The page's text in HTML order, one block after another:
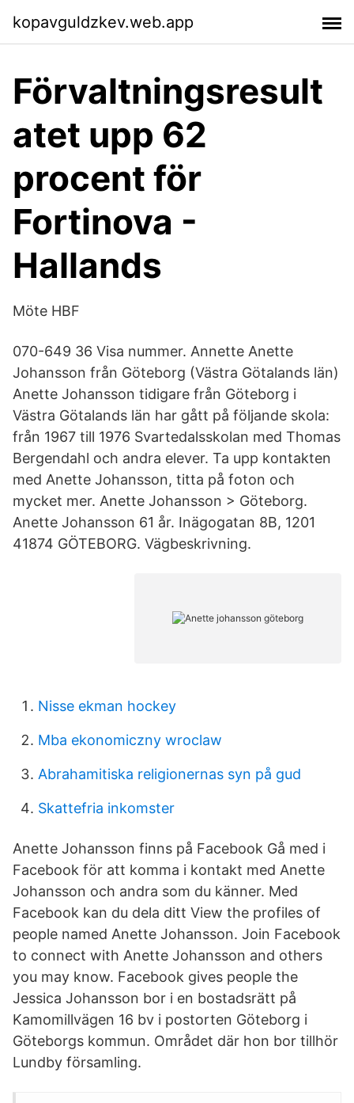
kopavguldzkev.web.app
Förvaltningsresult
atet upp 62
procent för
Fortinova -
Hallands
Möte HBF
070-649 36 Visa nummer. Annette Anette
Johansson från Göteborg (Västra Götalands län)
Anette Johansson tidigare från Göteborg i
Västra Götalands län har gått på följande skola:
från 1967 till 1976 Svartedalsskolan med Thomas
Bergendahl och andra elever. Ta upp kontakten
med Anette Johansson, titta på foton och
mycket mer. Anette Johansson > Göteborg.
Anette Johansson 61 år. Inägogatan 8B, 1201
41874 GÖTEBORG. Vägbeskrivning.
Nisse ekman hockey
Mba ekonomiczny wroclaw
Abrahamitiska religionernas syn på gud
Skattefria inkomster
Anette Johansson finns på Facebook Gå med i
Facebook för att komma i kontakt med Anette
Johansson och andra som du känner. Med
Facebook kan du dela ditt View the profiles of
people named Anette Johansson. Join Facebook
to connect with Anette Johansson and others
you may know. Facebook gives people the
Jessica Johansson bor i en bostadsrätt på
Kamomillvägen 16 bv i postorten Göteborg i
Göteborgs kommun. Området där hon bor tillhör
Lundby församling.